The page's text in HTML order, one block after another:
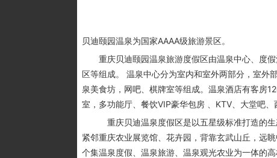
贝迪颐园温泉为国家AAAA级旅游景区。
重庆贝迪颐园温泉旅游度假区由温泉中心、度假
区等组成。 温泉中心分为室内和室外两部分，室外
泉美食坊，网吧、棋牌室等组成。温泉酒店有客房
室，多功能厅、餐饮VIP豪华包房 、KTV、大堂吧、
重庆贝迪温泉度假区是以五星级标准打造的生
紧邻重庆农业展览馆、花卉园，背靠玄武山丘，远
个集温泉度假、温泉旅游、温泉观光农业为一体的